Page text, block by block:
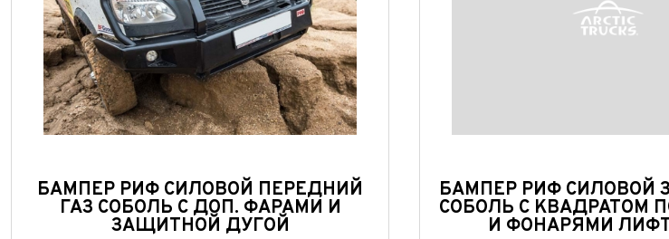
БАМПЕР РИФ СИЛОВОЙ ПЕРЕДНИЙ
ГАЗ СОБОЛЬ С ДОП. ФАРАМИ И
ЗАЩИТНОЙ ДУГОЙ
БАМПЕР РИФ СИЛОВОЙ
СОБОЛЬ С КВАДРАТОМ
И ФОНАРЯМИ
Отправить